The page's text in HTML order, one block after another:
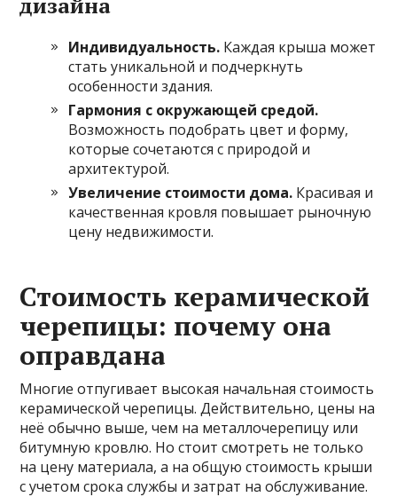
Индивидуальность. Каждая крыша может
стать уникальной и подчеркнуть
особенности здания.
Гармония с окружающей средой.
Возможность подобрать цвет и форму,
которые сочетаются с природой и
архитектурой.
Увеличение стоимости дома. Красивая и
качественная кровля повышает рыночную
цену недвижимости.
Стоимость керамической
черепицы: почему она
оправдана
Многие отпугивает высокая начальная стоимость
керамической черепицы. Действительно, цены на
неё обычно выше, чем на металлочерепицу или
битумную кровлю. Но стоит смотреть не только
на цену материала, а на общую стоимость крыши
с учетом срока службы и затрат на обслуживание.